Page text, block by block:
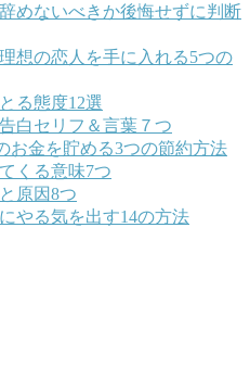
めないべきか後悔せずに判断
想の恋人を手に入れる5つの
る態度12選
白セリフ＆言葉７つ
お金を貯める3つの節約方法
くる意味7つ
原因8つ
やる気を出す14の方法